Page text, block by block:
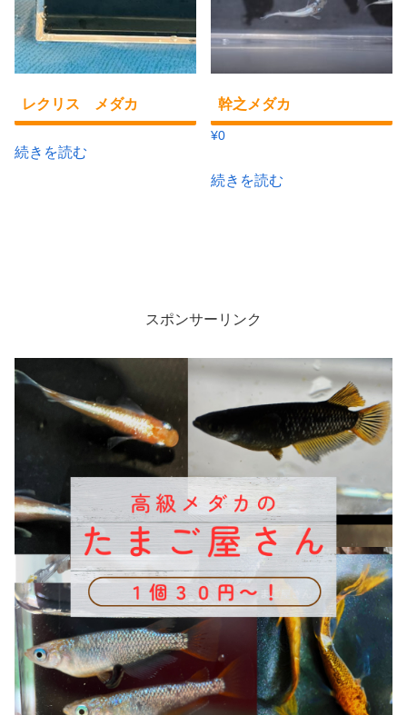
レクリス メダカ
続きを読む
幹之メダカ
¥0
続きを読む
スポンサーリンク